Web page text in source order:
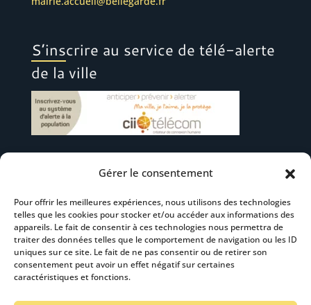
Gérer le consentement
Pour offrir les meilleures expériences, nous utilisons des technologies
telles que les cookies pour stocker et/ou accéder aux informations des
appareils. Le fait de consentir à ces technologies nous permettra de
traiter des données telles que le comportement de navigation ou les ID
uniques sur ce site. Le fait de ne pas consentir ou de retirer son
consentement peut avoir un effet négatif sur certaines
caractéristiques et fonctions.
S’inscrire au service de télé-alerte
de la ville
Suivez-nous
S’abonner à la newsletter